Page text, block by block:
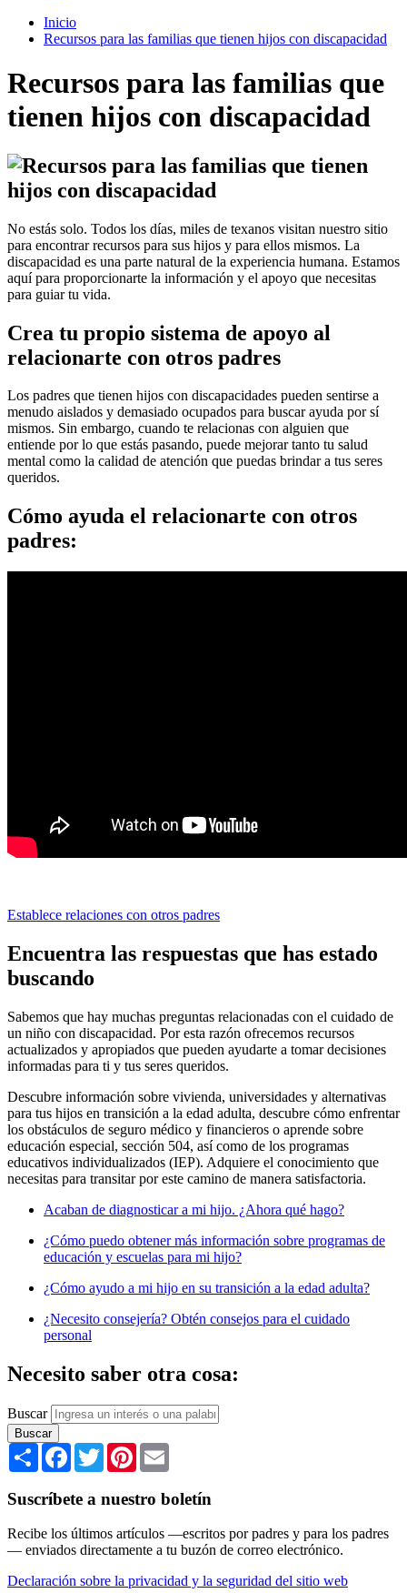
Inicio
Recursos para las familias que tienen hijos con discapacidad
Recursos para las familias que
tienen hijos con discapacidad
No estás solo. Todos los días, miles de texanos visitan nuestro sitio
para encontrar recursos para sus hijos y para ellos mismos. La
discapacidad es una parte natural de la experiencia humana. Estamos
aquí para proporcionarte la información y el apoyo que necesitas
para guiar tu vida.
Crea tu propio sistema de apoyo al
relacionarte con otros padres
Los padres que tienen hijos con discapacidades pueden sentirse a
menudo aislados y demasiado ocupados para buscar ayuda por sí
mismos. Sin embargo, cuando te relacionas con alguien que
entiende por lo que estás pasando, puede mejorar tanto tu salud
mental como la calidad de atención que puedas brindar a tus seres
queridos.
Cómo ayuda el relacionarte con otros
padres:
Establece relaciones con otros padres
Encuentra las respuestas que has estado
buscando
Sabemos que hay muchas preguntas relacionadas con el cuidado de
un niño con discapacidad. Por esta razón ofrecemos recursos
actualizados y apropiados que pueden ayudarte a tomar decisiones
informadas para ti y tus seres queridos.
Descubre información sobre vivienda, universidades y alternativas
para tus hijos en transición a la edad adulta, descubre cómo enfrentar
los obstáculos de seguro médico y financieros o aprende sobre
educación especial, sección 504, así como de los programas
educativos individualizados (IEP). Adquiere el conocimiento que
necesitas para transitar por este camino de manera satisfactoria.
Acaban de diagnosticar a mi hijo. ¿Ahora qué hago?
¿Cómo puedo obtener más información sobre programas de
educación y escuelas para mi hijo?
¿Cómo ayudo a mi hijo en su transición a la edad adulta?
¿Necesito consejería? Obtén consejos para el cuidado
personal
Necesito saber otra cosa:
Buscar
Share Facebook
TwitterPinterest
Suscríbete a nuestro boletín
Recibe los últimos artículos —escritos por padres y para los padres
— enviados directamente a tu buzón de correo electrónico.
Declaración sobre la privacidad y la seguridad del sitio web